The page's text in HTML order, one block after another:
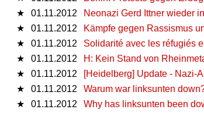
★
01.11.2012
Neonazi Gerd Ittner wieder
★
01.11.2012
Kämpfe gegen Rassismus
★
01.11.2012
Solidarité avec les réfugiés
★
01.11.2012
H: Kein Stand von
★
01.11.2012
[Heidelberg] Update - Nazi-
★
01.11.2012
Warum war linksunten
★
01.11.2012
Why has linksunten been